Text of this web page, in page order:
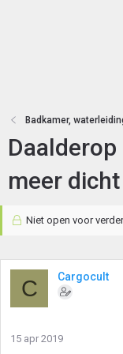
Badkamer,
meer
Niet open voor
C Cargocult
15 apr 2019